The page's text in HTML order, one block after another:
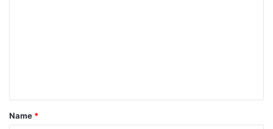
*
Name *